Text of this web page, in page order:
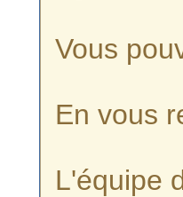
Vous
En vous
L'équipe